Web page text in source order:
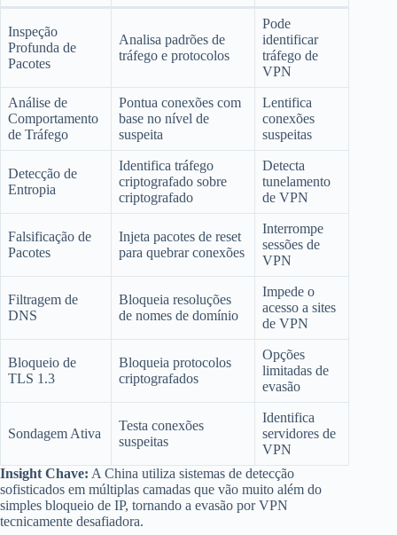
Inspeção
Profunda de
Pacotes
Analisa padrões de
tráfego e protocolos
Pode
identificar
tráfego de
VPN
Análise de
Comportamento
de Tráfego
Pontua conexões com
base no nível de
suspeita
Lentifica
conexões
suspeitas
Detecção de
Entropia
Identifica tráfego
criptografado sobre
criptografado
Detecta
tunelamento
de VPN
Falsificação de
Pacotes
Injeta pacotes de reset
para quebrar conexões
Interrompe
sessões de
VPN
Filtragem de
DNS
Bloqueia resoluções
de nomes de domínio
Impede o
acesso a sites
de VPN
Bloqueio de
TLS 1.3
Bloqueia protocolos
criptografados
Opções
limitadas de
evasão
Sondagem Ativa
Testa conexões
suspeitas
Identifica
servidores de
VPN
Insight Chave: A China utiliza sistemas de detecção
sofisticados em múltiplas camadas que vão muito além do
simples bloqueio de IP, tornando a evasão por VPN
tecnicamente desafiadora.